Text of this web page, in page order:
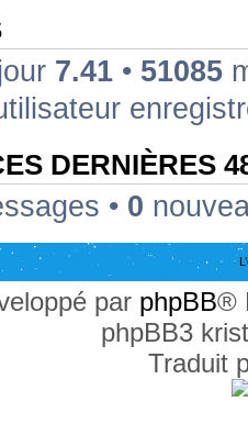
7.41 • 51085
DERNIÈRES
• 0
par phpBB®
phpBB3
Traduit